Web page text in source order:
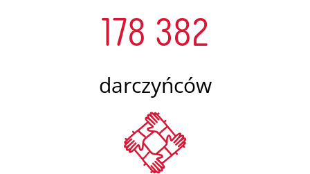
178 382
darczyńców